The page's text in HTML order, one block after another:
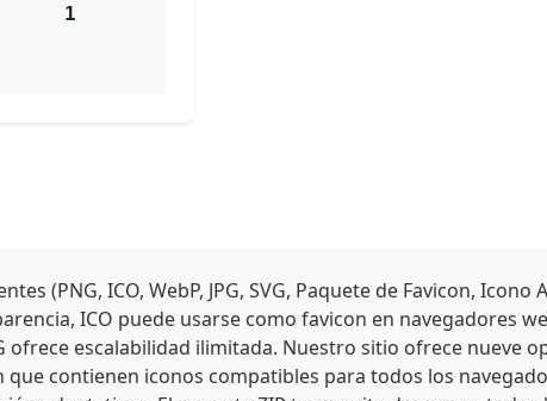
1
(PNG, ICO, WebP, JPG, SVG, Paquete de Favicon, Icono
ICO puede usarse como favicon en navegadores
ofrece escalabilidad ilimitada. Nuestro sitio ofrece nueve
contienen iconos compatibles para todos los